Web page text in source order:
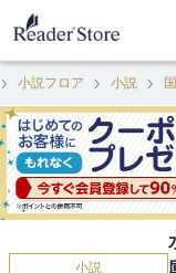
小説フロア 小説
小説